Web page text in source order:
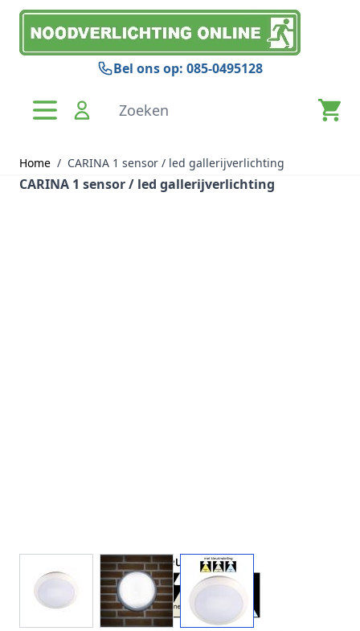
Ga naar de inhoud
Bel ons op: 085-0495128
Zoeken
Home / CARINA 1 sensor / led gallerijverlichting
CARINA 1 sensor / led gallerijverlichting
View larger imageView larger imageView larger image